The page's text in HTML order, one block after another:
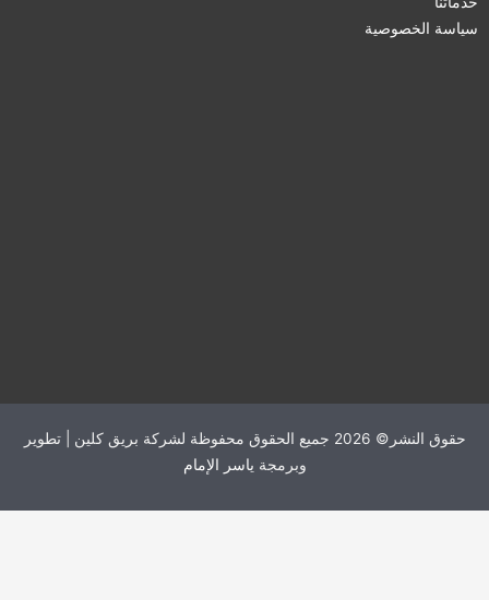
سياسة الخصوصية
حقوق النشر© 2026 جميع الحقوق محفوظة لشركة بريق كلين | تطوير
وبرمجة ياسر الإمام